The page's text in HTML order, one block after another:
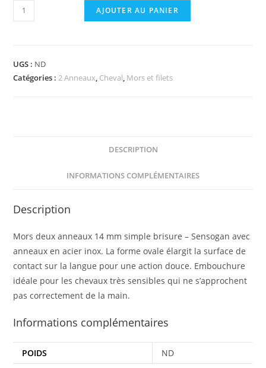
quantité
de
anneaux
SPRENGER
AJOUTER AU PANIER
UGS : ND
Catégories : 2 Anneaux Cheval Mors et filets
DESCRIPTION
INFORMATIONS COMPLÉMENTAIRES
Description
Mors deux anneaux 14 mm simple brisure – Sensogan avec
anneaux en acier inox. La forme ovale élargit la surface de
contact sur la langue pour une action douce. Embouchure
idéale pour les chevaux très sensibles qui ne s’approchent
pas correctement de la main.
Informations complémentaires
POIDS ND